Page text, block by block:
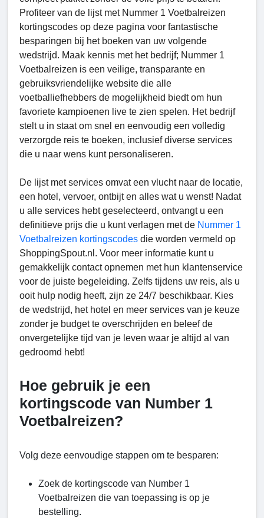
Profiteer van de lijst met Nummer 1 Voetbalreizen
kortingscodes op deze pagina voor fantastische
besparingen bij het boeken van uw volgende
wedstrijd. Maak kennis met het bedrijf; Nummer 1
Voetbalreizen is een veilige, transparante en
gebruiksvriendelijke website die alle
voetballiefhebbers de mogelijkheid biedt om hun
favoriete kampioenen live te zien spelen. Het bedrijf
stelt u in staat om snel en eenvoudig een volledig
verzorgde reis te boeken, inclusief diverse services
die u naar wens kunt personaliseren.
De lijst met services omvat een vlucht naar de locatie,
een hotel, vervoer, ontbijt en alles wat u wenst! Nadat
u alle services hebt geselecteerd, ontvangt u een
definitieve prijs die u kunt verlagen met de Nummer 1
Voetbalreizen kortingscodes die worden vermeld op
ShoppingSpout.nl. Voor meer informatie kunt u
gemakkelijk contact opnemen met hun klantenservice
voor de juiste begeleiding. Zelfs tijdens uw reis, als u
ooit hulp nodig heeft, zijn ze 24/7 beschikbaar. Kies
de wedstrijd, het hotel en meer services van je keuze
zonder je budget te overschrijden en beleef de
onvergetelijke tijd van je leven waar je altijd al van
gedroomd hebt!
Hoe gebruik je een
kortingscode van Number 1
Voetbalreizen?
Volg deze eenvoudige stappen om te besparen:
Zoek de kortingscode van Number 1
Voetbalreizen die van toepassing is op je
bestelling.